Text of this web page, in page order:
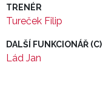
TRENÉR
Tureček Filip
DALŠÍ FUNKCIONÁŘ (C)
Lád Jan